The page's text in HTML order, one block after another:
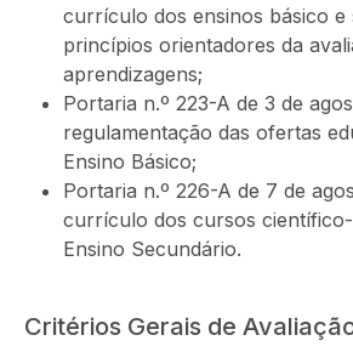
currículo dos ensinos básico e
princípios orientadores da
aprendizagens;
Portaria n.º 223-A de 3 de
regulamentação das ofertas
Ensino Básico;
Portaria n.º 226-A de 7 de
currículo dos cursos
Ensino Secundário.
Critérios Gerais de